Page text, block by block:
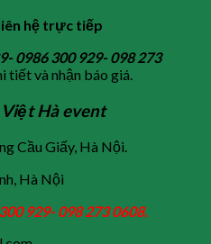
hệ trực tiếp
0986 300 929- 098 273
tiết và nhận báo giá.
Hà event
Cầu Giấy, Hà Nội.
Hà Nội
929- 098 273 0608.